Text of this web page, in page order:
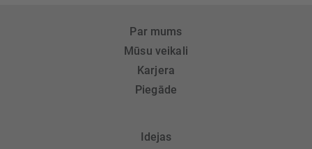
Par mums
Mūsu veikali
Karjera
Piegāde
Idejas